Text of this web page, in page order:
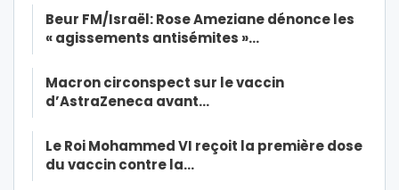
Beur FM/Israël: Rose Ameziane dénonce les
« agissements antisémites »…
Macron circonspect sur le vaccin
d’AstraZeneca avant…
Le Roi Mohammed VI reçoit la première dose
du vaccin contre la…